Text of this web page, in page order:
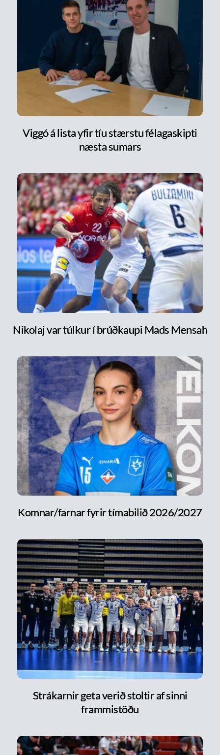
Viggó á lista yfir tíu stærstu félagaskipti
næsta sumars
Nikolaj var túlkur í brúðkaupi Mads Mensah
Komnar/farnar fyrir tímabilið 2026/2027
Strákarnir geta verið stoltir af sinni
frammistöðu